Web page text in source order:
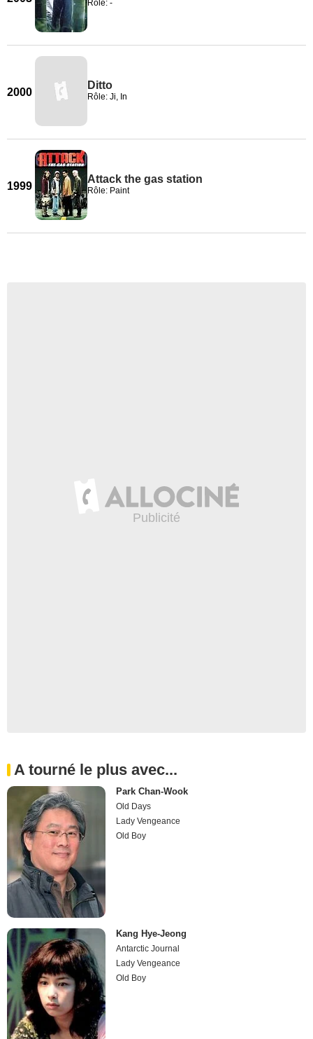
Rôle: -
2000
Ditto
Rôle: Ji, In
1999
Attack the gas station
Rôle: Paint
A tourné le plus avec...
Park Chan-Wook
Old Days
Lady Vengeance
Old Boy
Kang Hye-Jeong
Antarctic Journal
Lady Vengeance
Old Boy